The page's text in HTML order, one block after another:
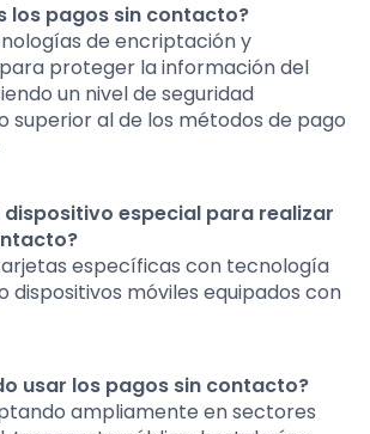
los pagos sin contacto?
de encriptación y
proteger la información del
un nivel de seguridad
superior al de los métodos de pago
dispositivo especial para realizar
específicas con tecnología
dispositivos móviles equipados con
usar los pagos sin contacto?
ampliamente en sectores